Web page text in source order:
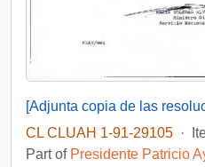
CL CLUAH 1-91-29105 ·
Part of Presidente Patricio